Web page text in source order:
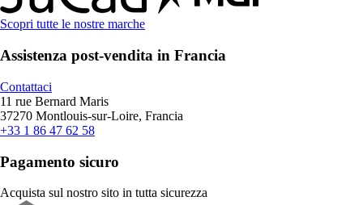
Scopri tutte le nostre marche
Assistenza post-vendita in Francia
Contattaci
11 rue Bernard Maris
37270 Montlouis-sur-Loire, Francia
+33 1 86 47 62 58
Pagamento sicuro
Acquista sul nostro sito in tutta sicurezza